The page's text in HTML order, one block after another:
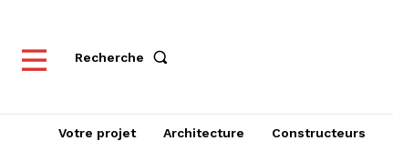
Recherche
Votre projet Architecture Constructeurs